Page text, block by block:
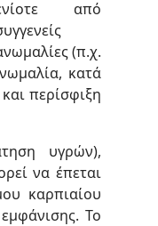
από
(π.χ.
κατά
περίσφιξη
υγρών),
να έπεται
καρπιαίου
Το